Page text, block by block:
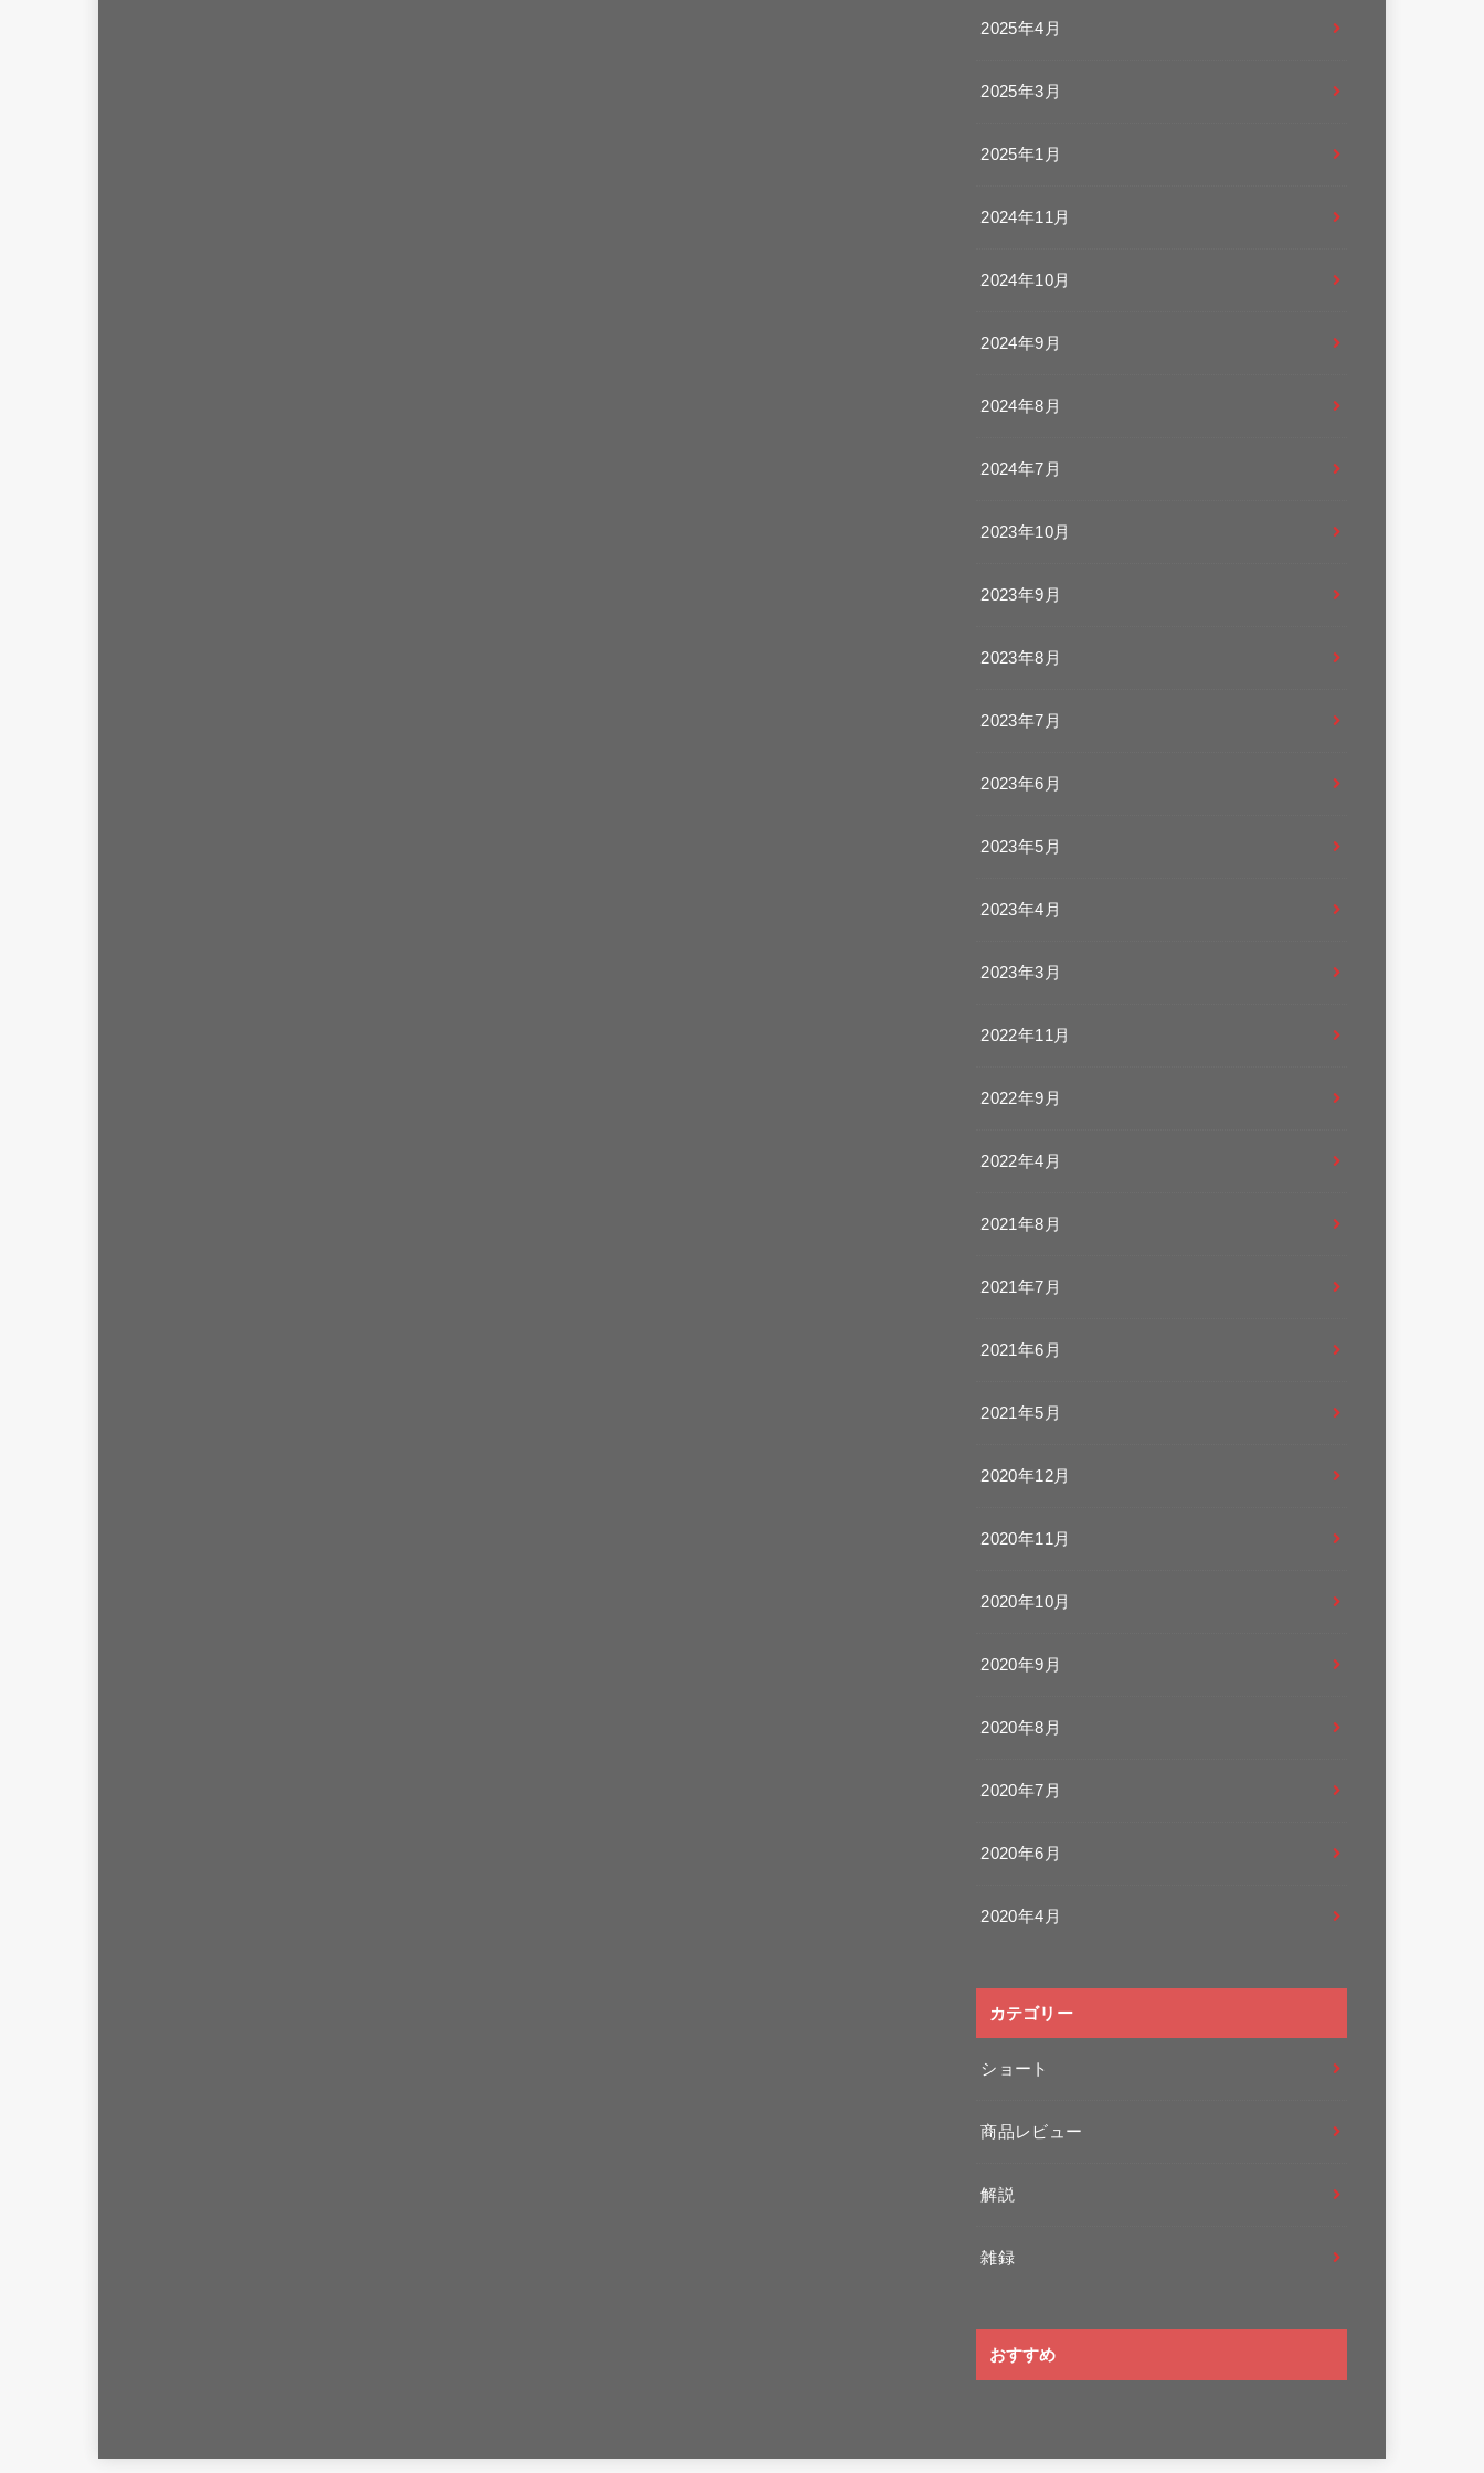
2025年4月
2025年3月
2025年1月
2024年11月
2024年10月
2024年9月
2024年8月
2024年7月
2023年10月
2023年9月
2023年8月
2023年7月
2023年6月
2023年5月
2023年4月
2023年3月
2022年11月
2022年9月
2022年4月
2021年8月
2021年7月
2021年6月
2021年5月
2020年12月
2020年11月
2020年10月
2020年9月
2020年8月
2020年7月
2020年6月
2020年4月
カテゴリー
ショート
商品レビュー
解説
雑録
おすすめ